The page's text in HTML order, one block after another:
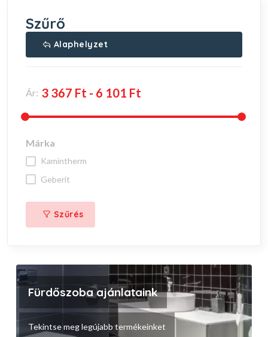
Szűrő
Alaphelyzet
Ár:
Márka
kamintherm
geberit
Szűrés
Fürdőszoba ajánlataink
Tekintse meg legújabb termékeinket